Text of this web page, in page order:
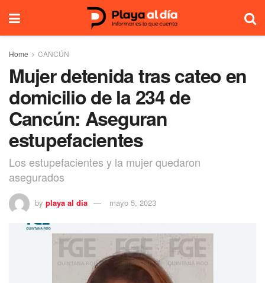
Home CANCÚN
Mujer detenida tras cateo en
domicilio de la 234 de
Cancún: Aseguran
estupefacientes
Los estupefacientes y la mujer quedaron
asegurados
by playa al dia mayo 5, 2023